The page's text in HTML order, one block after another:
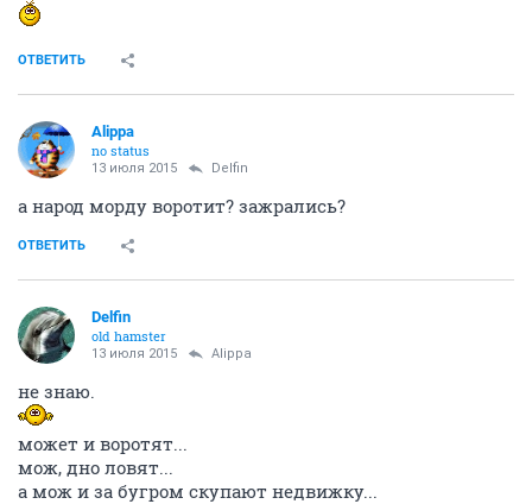
ОТВЕТИТЬ
Alippa
no status
13 июля 2015 Delfin
а народ морду воротит? зажрались?
ОТВЕТИТЬ
Delfin
old hamster
13 июля 2015 Alippa
не знаю.
может и воротят...
мож, дно ловят...
а мож и за бугром скупают недвижку...